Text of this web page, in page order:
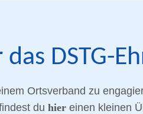
DSTG-
Ortsverband zu
du hier einen kleinen